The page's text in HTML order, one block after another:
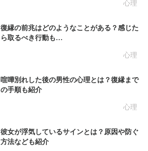
心理
心理
復縁の前兆はどのようなことがある？感じた
ら取るべき行動も…
心理
喧嘩別れした後の男性の心理とは？復縁まで
の手順も紹介
彼女が浮気しているサインとは？原因や防ぐ
方法なども紹介